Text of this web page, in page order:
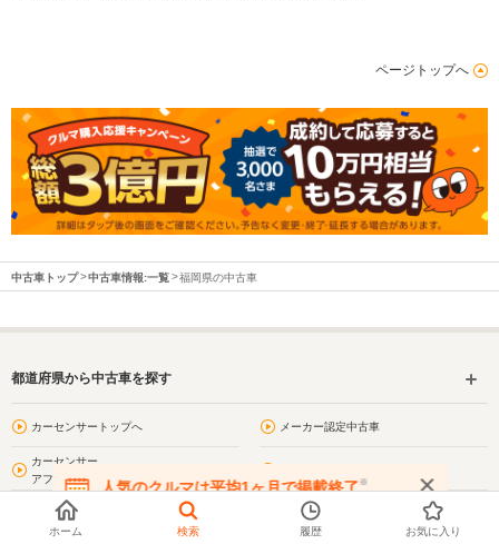
ページトップへ
中古車トップ 中古車情報:一覧 福岡県の中古車
都道府県から中古車を探す
カーセンサートップへ メーカー認定中古車
カーセンサー
アフター保証対象車
お気に入り 閲覧履歴
人気のクルマは平均1ヶ月で掲載終了※
在庫が無くなる前にお問い合わせください
ホーム 検索 履歴 お気に入り